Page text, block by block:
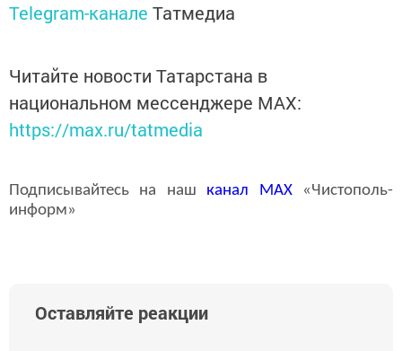
Telegram-канале Татмедиа
Читайте новости Татарстана в
национальном мессенджере MАХ:
https://max.ru/tatmedia
Подписывайтесь на наш канал MAX«Чистополь-
информ»
Оставляйте реакции